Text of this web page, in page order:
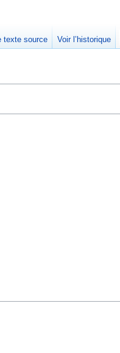
texte source Voir l’historique